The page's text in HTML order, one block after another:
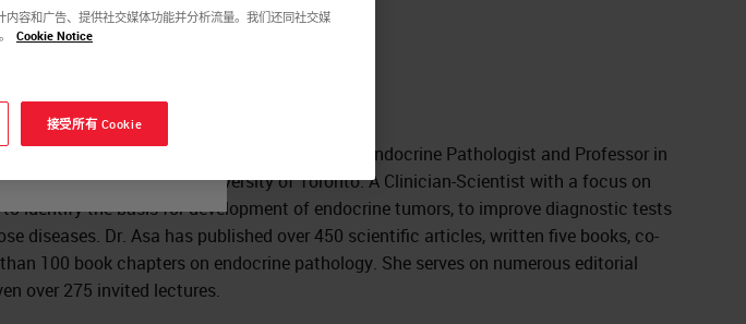
在我们网站的每个国家/地
包括（但不限于）所有产品
Western Reserve University and a former Endocrine Pathologist and Professor in
Pathobiology at the University of Toronto. A Clinician-Scientist with a focus on
identify the basis for development of endocrine tumors, to improve diagnostic tests
diseases. Dr. Asa has published over 450 scientific articles, written five books, co-
100 book chapters on endocrine pathology. She serves on numerous editorial
over 275 invited lectures.
容和广告、提供社交媒体功能并分析流量。我们还同社交媒
Cookie Notice
接受所有 Cookie